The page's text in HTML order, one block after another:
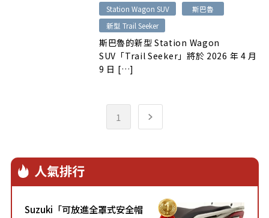
Station Wagon SUV
斯巴魯
新型 Trail Seeker
斯巴魯的新型 Station Wagon
SUV「Trail Seeker」將於 2026 年 4 月
9 日 […]
1
人氣排行
Suzuki「可放進全罩式安全帽